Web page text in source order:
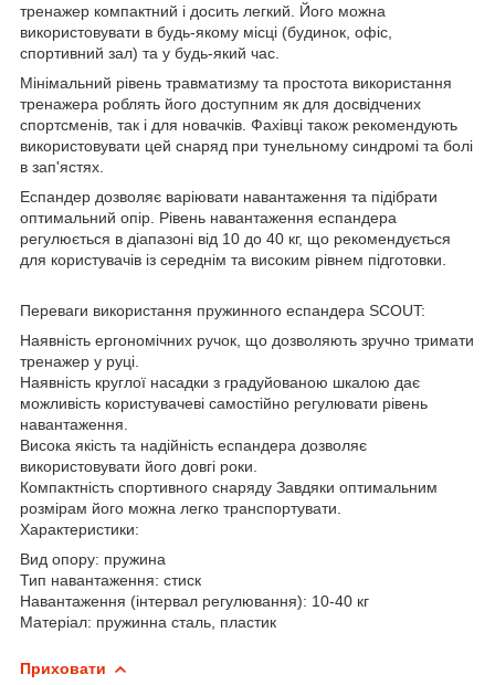
тренажер компактний і досить легкий. Його можна
використовувати в будь-якому місці (будинок, офіс,
спортивний зал) та у будь-який час.
Мінімальний рівень травматизму та простота використання
тренажера роблять його доступним як для досвідчених
спортсменів, так і для новачків. Фахівці також рекомендують
використовувати цей снаряд при тунельному синдромі та болі
в зап'ястях.
Еспандер дозволяє варіювати навантаження та підібрати
оптимальний опір. Рівень навантаження еспандера
регулюється в діапазоні від 10 до 40 кг, що рекомендується
для користувачів із середнім та високим рівнем підготовки.
Переваги використання пружинного еспандера SCOUT:
Наявність ергономічних ручок, що дозволяють зручно тримати
тренажер у руці.
Наявність круглої насадки з градуйованою шкалою дає
можливість користувачеві самостійно регулювати рівень
навантаження.
Висока якість та надійність еспандера дозволяє
використовувати його довгі роки.
Компактність спортивного снаряду Завдяки оптимальним
розмірам його можна легко транспортувати.
Характеристики:
Вид опору: пружина
Тип навантаження: стиск
Навантаження (інтервал регулювання): 10-40 кг
Матеріал: пружинна сталь, пластик
Приховати